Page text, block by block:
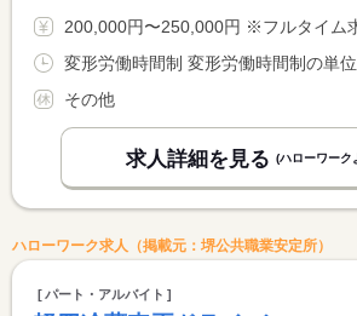
200,000円〜250,000円 ※フルタイム求人の場合は月額（換算額）、パート求人の
その他
求人詳細を見る (ハローワーク
ハローワーク求人（掲載元：堺公共職業安定所）
パート・アルバイト